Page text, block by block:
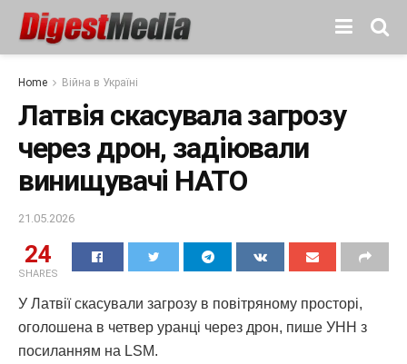
Home Війна в Україні
Латвія скасувала загрозу
через дрон, задіювали
винищувачі НАТО
21.05.2026
24
SHARES
У Латвії скасували загрозу в повітряному просторі,
оголошена в четвер уранці через дрон, пише УНН з
посиланням на LSM.